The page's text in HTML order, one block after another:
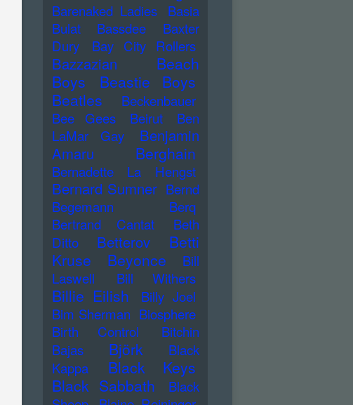
Barenaked Ladies
Basia
Bulat
Bassdee
Baxter
Dury
Bay City Rollers
Bazzazian
Beach
Boys
Beastie Boys
Beatles
Beckenbauer
Bee Gees
Beirut
Ben
LaMar Gay
Benjamin
Amaru
Berghain
Bernadette La Hengst
Bernard Sumner Bernd
Begemann
Berq
Bertrand Cantat
Beth
Ditto
Betterov
Betti
Kruse
Beyonce
Bill
Laswell
Bill Withers
Billie Eilish
Billy Joel
Bim Sherman Biosphere
Birth Control
Bitchin
Bajas
Björk
Black
Kappa
Black Keys
Black Sabbath
Black